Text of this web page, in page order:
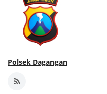
Polsek Dagangan